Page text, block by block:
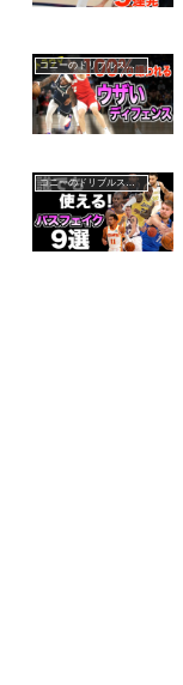
コニーのドリブルスクール
コニーのドリブルスクール